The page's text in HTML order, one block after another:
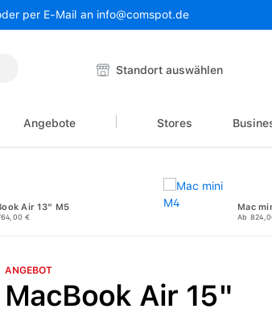
per E-Mail an info@comspot.de
Standort auswählen
Angebote Stores
Air 13" M5
€
Mac
Ab
ANGEBOT
MacBook Air 15"